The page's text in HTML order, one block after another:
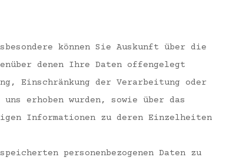
können Sie Auskunft über die
denen Ihre Daten offengelegt
Einschränkung der Verarbeitung oder
erhoben wurden, sowie über das
Informationen zu deren Einzelheiten
personenbezogenen Daten zu